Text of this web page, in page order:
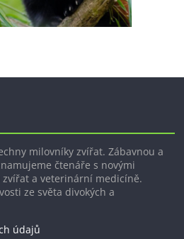
milovníky zvířat. Zábavnou a
čtenáře s novými
a veterinární medicíně.
ze světa divokých a
údajů